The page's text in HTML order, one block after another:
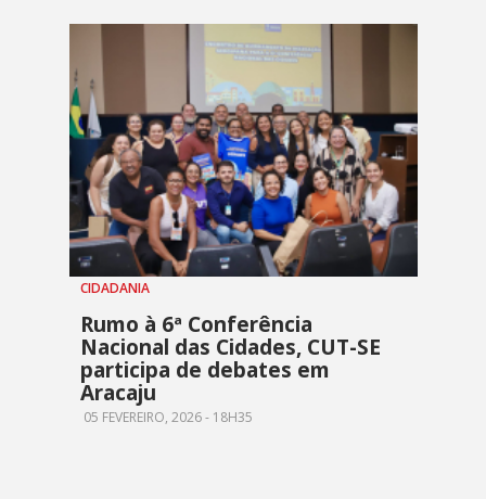
CIDADANIA
Rumo à 6ª Conferência
Nacional das Cidades, CUT-SE
participa de debates em
Aracaju
05 FEVEREIRO, 2026 - 18H35